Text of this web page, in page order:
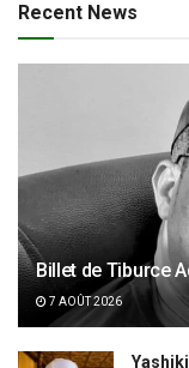
Recent News
Billet de Tiburce
7 AOÛT 2026